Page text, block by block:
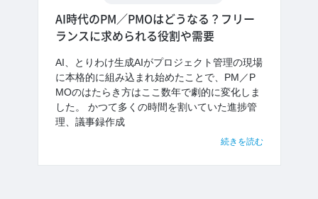
AI時代のPM／PMOはどうなる？フリー
ランスに求められる役割や需要
AI、とりわけ生成AIがプロジェクト管理の現場
に本格的に組み込まれ始めたことで、PM／P
MOのはたらき方はここ数年で劇的に変化しま
した。 かつて多くの時間を割いていた進捗管
理、議事録作成
続きを読む